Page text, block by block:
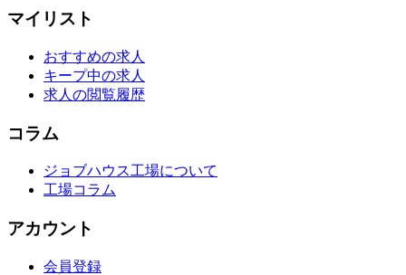
マイリスト
おすすめの求人
キープ中の求人
求人の閲覧履歴
コラム
ジョブハウス工場について
工場コラム
アカウント
会員登録